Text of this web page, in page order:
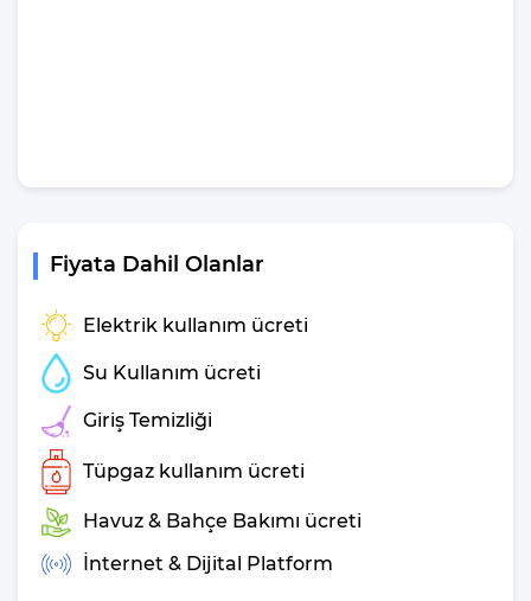
firmamız, tatil süreniz boyunca sizlere destek olup eğlenceli ve
fırın, buzdolabı, çamaşır makinası, bulaşık makinesi, elektrikli su
ısıtıcı kettle, ankastre 4’lü ocak, 12 kişilik yemek takımı, kaşık ve
çatal takımı, tencere ve tava takımı, bardaklar yer almaktadır.
İhtiyacınız durumunda villamızda bulunmayan malzemeler
hakkında bizle iletişime geçebilir ve yardım isteyebilirsiniz.
Villa Ela Genel
Özelliklerinden
Fiyata Dahil Olanlar
Elektrik kullanım ücreti
Su Kullanım ücreti
Giriş Temizliği
Tüpgaz kullanım ücreti
Havuz & Bahçe Bakımı ücreti
İnternet & Dijital Platform